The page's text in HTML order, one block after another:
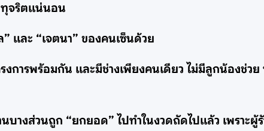
ทุจริตแน่นอน
และ “เจตนา” ของคนเซ็นด้วย
ารพร้อมกัน และมีช่างเพียงคนเดียว ไม่มีลูกน้องช่วย
างส่วนถูก “ยกยอด” ไปทำในงวดถัดไปแล้ว เพราะผู้